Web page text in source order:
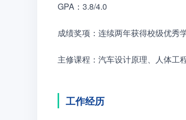
GPA：3.8/4.0
成绩奖项：连续两年获得校级优
主修课程：汽车设计原理、人体工
工作经历